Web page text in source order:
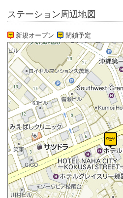
ステーション周辺地図
新規オープン 閉鎖予定